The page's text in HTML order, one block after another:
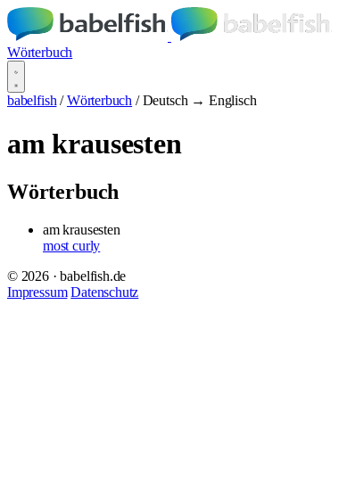
Wörterbuch
babelfish / Wörterbuch / Deutsch → Englisch
am krausesten
Wörterbuch
am krausesten
most curly
© 2026 · babelfish.de
Impressum Datenschutz